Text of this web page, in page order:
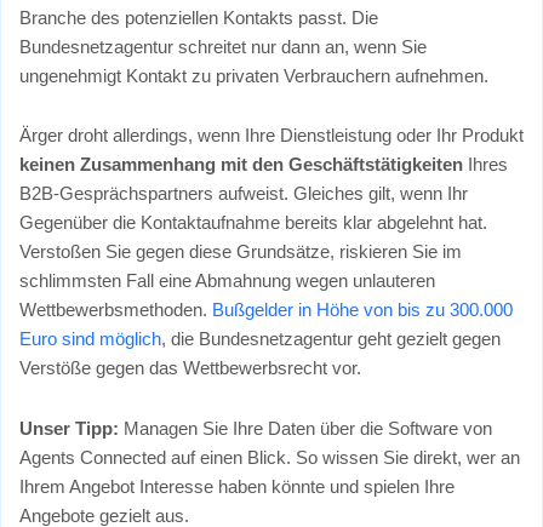
Branche des potenziellen Kontakts passt. Die
Bundesnetzagentur schreitet nur dann an, wenn Sie
ungenehmigt Kontakt zu privaten Verbrauchern aufnehmen.
Ärger droht allerdings, wenn Ihre Dienstleistung oder Ihr Produkt
keinen Zusammenhang mit den GeschäftstätigkeitenIhres
B2B-Gesprächspartners aufweist. Gleiches gilt, wenn Ihr
Gegenüber die Kontaktaufnahme bereits klar abgelehnt hat.
Verstoßen Sie gegen diese Grundsätze, riskieren Sie im
schlimmsten Fall eine Abmahnung wegen unlauteren
Wettbewerbsmethoden. Bußgelder in Höhe von bis zu 300.000
Euro sind möglich, die Bundesnetzagentur geht gezielt gegen
Verstöße gegen das Wettbewerbsrecht vor.
Unser Tipp: Managen Sie Ihre Daten über die Software von
Agents Connected auf einen Blick. So wissen Sie direkt, wer an
Ihrem Angebot Interesse haben könnte und spielen Ihre
Angebote gezielt aus.